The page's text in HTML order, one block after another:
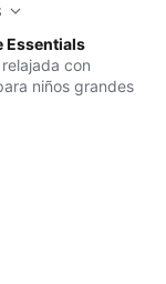
Essentials
con
niños grandes